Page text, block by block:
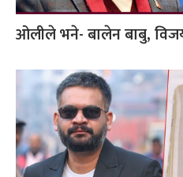
ओलीले भने- बालेन बाबु,